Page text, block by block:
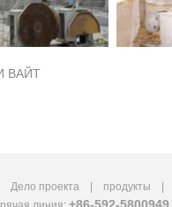
ВАЙТ
Дело проекта продукты